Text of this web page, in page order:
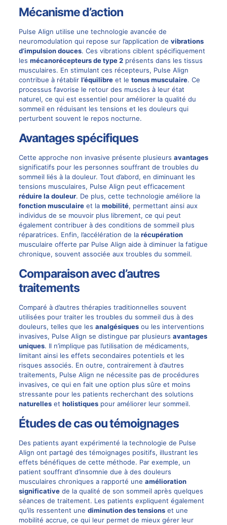
Mécanisme d’action
Pulse Align utilise une technologie avancée de
neuromodulation qui repose sur l’application de vibrations
d’impulsion douces. Ces vibrations ciblent spécifiquement
les mécanorécepteurs de type 2présents dans les tissus
musculaires. En stimulant ces récepteurs, Pulse Align
contribue à rétablir l’équilibreet le tonus musculaire. Ce
processus favorise le retour des muscles à leur état
naturel, ce qui est essentiel pour améliorer la qualité du
sommeil en réduisant les tensions et les douleurs qui
perturbent souvent le repos nocturne.
Avantages spécifiques
Cette approche non invasive présente plusieurs avantages
significatifs pour les personnes souffrant de troubles du
sommeil liés à la douleur. Tout d’abord, en diminuant les
tensions musculaires, Pulse Align peut efficacement
réduire la douleur. De plus, cette technologie améliore la
fonction musculaireet la mobilité, permettant ainsi aux
individus de se mouvoir plus librement, ce qui peut
également contribuer à des conditions de sommeil plus
réparatrices. Enfin, l’accélération de la récupération
musculaire offerte par Pulse Align aide à diminuer la fatigue
chronique, souvent associée aux troubles du sommeil.
Comparaison avec d’autres
traitements
Comparé à d’autres thérapies traditionnelles souvent
utilisées pour traiter les troubles du sommeil dus à des
douleurs, telles que les analgésiquesou les interventions
invasives, Pulse Align se distingue par plusieurs avantages
uniques. Il n’implique pas l’utilisation de médicaments,
limitant ainsi les effets secondaires potentiels et les
risques associés. En outre, contrairement à d’autres
traitements, Pulse Align ne nécessite pas de procédures
invasives, ce qui en fait une option plus sûre et moins
stressante pour les patients recherchant des solutions
naturelleset holistiquespour améliorer leur sommeil.
Études de cas ou témoignages
Des patients ayant expérimenté la technologie de Pulse
Align ont partagé des témoignages positifs, illustrant les
effets bénéfiques de cette méthode. Par exemple, un
patient souffrant d’insomnie due à des douleurs
musculaires chroniques a rapporté une amélioration
significativede la qualité de son sommeil après quelques
séances de traitement. Les patients expliquent également
qu’ils ressentent une diminution des tensionset une
mobilité accrue, ce qui leur permet de mieux gérer leur